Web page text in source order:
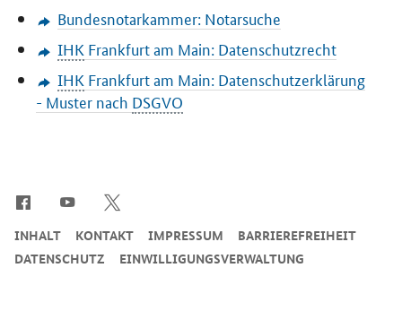
Bundesnotarkammer: Notarsuche
IHK Frankfurt am Main: Datenschutzrecht
IHK Frankfurt am Main: Datenschutzerklärung
- Muster nach DSGVO
INHALT KONTAKT IMPRESSUM
BARRIEREFREIHEIT
DATENSCHUTZ
EINWILLIGUNGSVERWALTUNG